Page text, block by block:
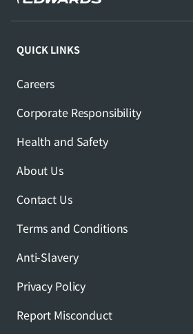
QUICK LINKS
Careers
Corporate Responsibility
Health and Safety
About Us
Contact Us
Terms and Conditions
Anti-Slavery
Privacy Policy
Report Misconduct